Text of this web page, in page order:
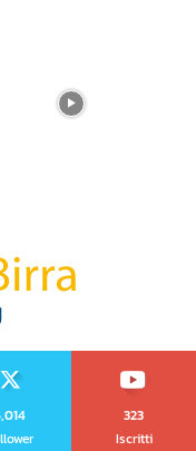
323
Iscritti